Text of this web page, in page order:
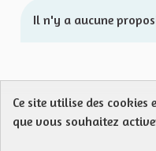
Il n'y a aucune
Protection des
Ce site utilise des
que vous souhaitez